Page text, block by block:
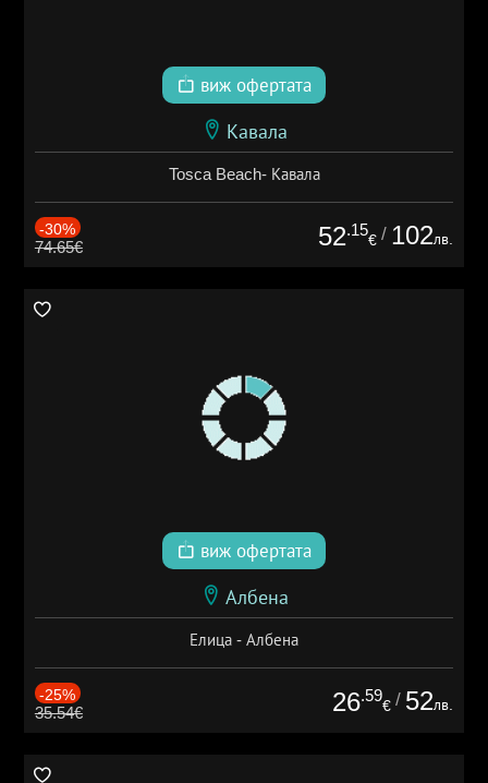
виж офертата
Кавала
Tosca Beach- Кавала
-30%
74.65€ 52.15
€ / 102лв.
виж офертата
Албена
Елица - Албена
-25%
35.54€ 26.59
€ / 52лв.